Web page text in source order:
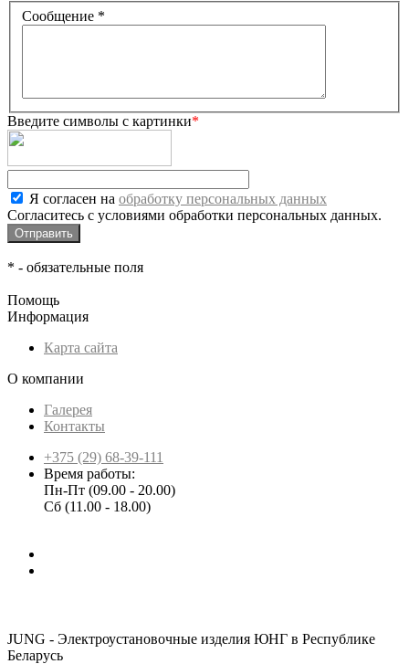
Сообщение *
Введите символы с картинки*
Я согласен на обработку персональных данных
Согласитесь с условиями обработки персональных данных.
* - обязательные поля
Помощь
Информация
Карта сайта
О компании
Галерея
Контакты
+375 (29) 68-39-111
Время работы:
Пн-Пт (09.00 - 20.00)
Сб (11.00 - 18.00)
JUNG - Электроустановочные изделия ЮНГ в Республике
Беларусь